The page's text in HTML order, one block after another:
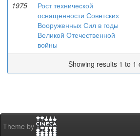
1975
Рост технической
оснащенности Советских
Вооруженных Сил в годы
Великой Отечественной
войны
Showing results 1 to 1
Theme by